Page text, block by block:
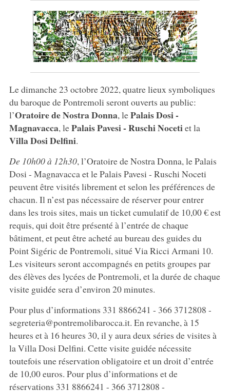
Le dimanche 23 octobre 2022, quatre lieux symboliques
du baroque de Pontremoli seront ouverts au public:
l’Oratoire de Nostra Donna, lePalais Dosi -
Magnavacca, lePalais Pavesi - Ruschi Nocetiet la
Villa Dosi Delfini.
De 10h00 à 12h30, l’Oratoire de Nostra Donna, le Palais
Dosi - Magnavacca et le Palais Pavesi - Ruschi Noceti
peuvent être visités librement et selon les préférences de
chacun. Il n’est pas nécessaire de réserver pour entrer
dans les trois sites, mais un ticket cumulatif de 10,00 € est
requis, qui doit être présenté à l’entrée de chaque
bâtiment, et peut être acheté au bureau des guides du
Point Sigéric de Pontremoli, situé Via Ricci Armani 10.
Les visiteurs seront accompagnés en petits groupes par
des élèves des lycées de Pontremoli, et la durée de chaque
visite guidée sera d’environ 20 minutes.
Pour plus d’informations 331 8866241 - 366 3712808 -
segreteria@pontremolibarocca.it. En revanche, à 15
heures et à 16 heures 30, il y aura deux séries de visites à
la Villa Dosi Delfini. Cette visite guidée nécessite
toutefois une réservation obligatoire et un droit d’entrée
de 10,00 euros. Pour plus d’informations et de
réservations 331 8866241 - 366 3712808 -